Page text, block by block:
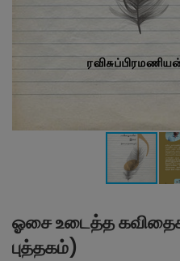
ஓசை உடைத்த
புத்தகம்)